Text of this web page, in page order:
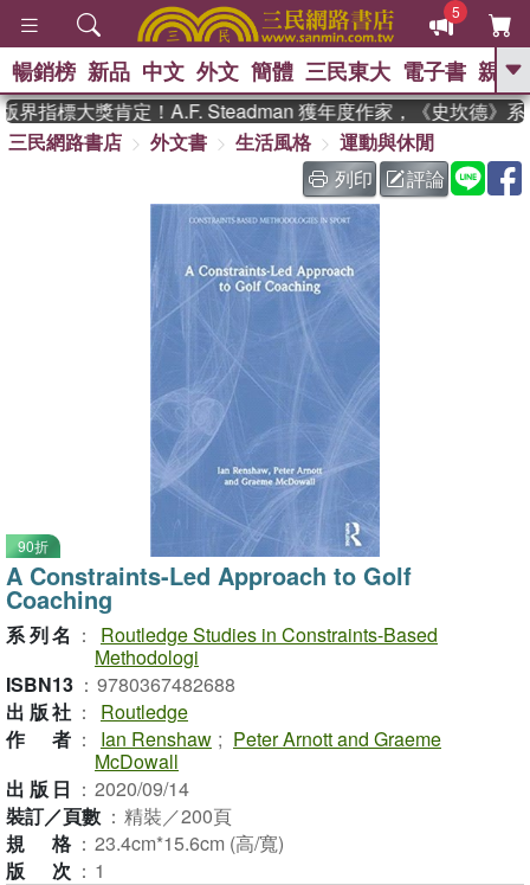
5
GO
熱搜： 東野圭吾 、 高希均教授回憶錄
The Odyssey 、 父親節 、 如果歷
史是一群喵 、 暑期推薦 、 國際布克
獎 臺灣漫遊錄 、 方念華
登輝時代
數學女孩：黎曼猜想
偉大的迷走神經
暢銷榜 新品 中文 外文 簡體 三民東大 電子書 親子
指標大獎肯定！A.F. Steadman 獲年度作家，《史坎德》系
三民網路書店
外文書 生活風格
運動與休閒
列印
評論
90折
A Constraints-Led Approach to Golf
Coaching
系列名 ：
Routledge Studies in Constraints-Based
Methodologi
ISBN13 ： 9780367482688
出版社 ：
Routledge
作者 ： Ian Renshaw ; Peter Arnott and Graeme
McDowall
出版日 ： 2020/09/14
裝訂／頁數 ： 精裝／200頁
規格 ： 23.4cm*15.6cm (高/寬)
版次 ： 1